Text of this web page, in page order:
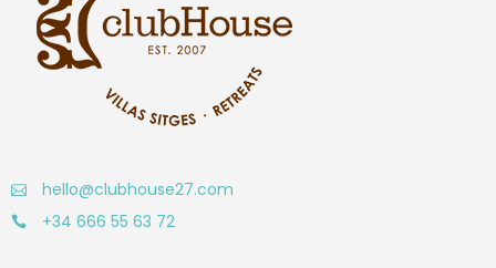
hello@clubhouse27.com
+34 666 55 63 72